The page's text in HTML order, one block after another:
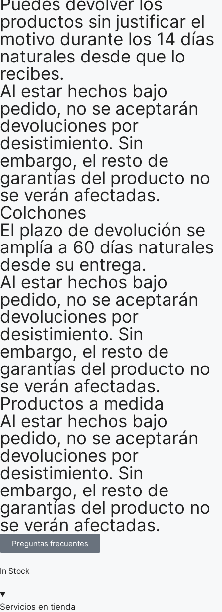
productos sin justificar el
motivo durante los 14 días
naturales desde que lo
recibes.
Al estar hechos bajo
pedido, no se aceptarán
devoluciones por
desistimiento. Sin
embargo, el resto de
garantías del producto no
se verán afectadas.
Colchones
El plazo de devolución se
amplía a 60 días naturales
desde su entrega.
Al estar hechos bajo
pedido, no se aceptarán
devoluciones por
desistimiento. Sin
embargo, el resto de
garantías del producto no
se verán afectadas.
Productos a medida
Al estar hechos bajo
pedido, no se aceptarán
devoluciones por
desistimiento. Sin
embargo, el resto de
garantías del producto no
se verán afectadas.
Preguntas frecuentes
In Stock
Servicios en tienda